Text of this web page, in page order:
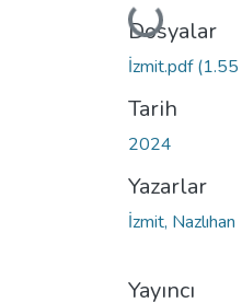
Yükleniyor...
Dosyalar
İzmit.pdf
Tarih
2024
Yazarlar
İzmit, Nazlıhan
Yayıncı